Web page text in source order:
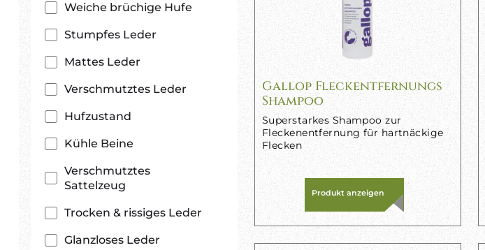
Weiche brüchige Hufe
Stumpfes Leder
Mattes Leder
Verschmutztes Leder
Hufzustand
Kühle Beine
Verschmutztes
Sattelzeug
Trocken & rissiges Leder
Glanzloses Leder
Gallop Fleckentfernungs
Shampoo
Superstarkes Shampoo zur
Fleckenentfernung für hartnäckige
Flecken
Produkt anzeigen